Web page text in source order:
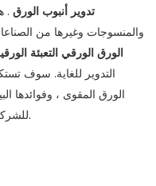
تدوير أنبوب الورق .
والمنسوجات وغيرها من
الورق الورقي التعبئة
التدوير للغاية. سوف
الورق المقوى ، وفوائدها
مستقبل.